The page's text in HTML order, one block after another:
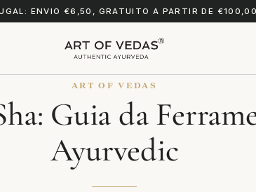
ENVIO €6,50, GRATUITO A PARTIR DE €100,00
ART OF VEDAS
Guia da
Ayurvedic